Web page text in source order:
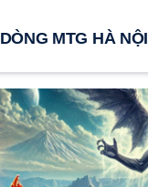
DÒNG MTG HÀ NỘI